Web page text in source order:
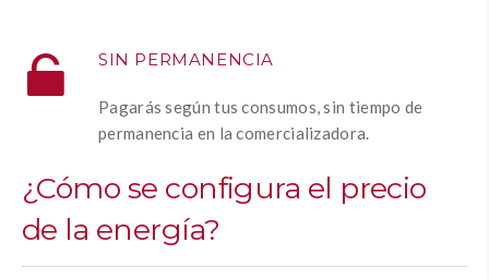
SIN PERMANENCIA
Pagarás según tus consumos, sin tiempo de
permanencia en la comercializadora.
¿Cómo se configura el precio
de la energía?